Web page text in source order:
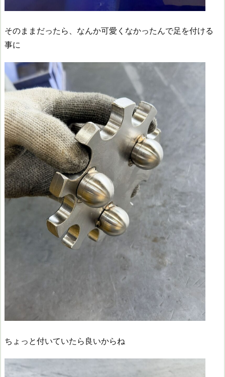
そのままだったら、なんか可愛くなかったんで足を付ける
事に
ちょっと付いていたら良いからね